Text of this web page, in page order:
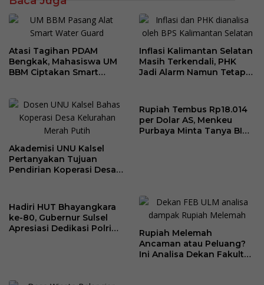
Atasi Tagihan PDAM
Bengkak, Mahasiswa UM
BBM Ciptakan Smart
Inflasi Kalimantan Selatan
Masih Terkendali, PHK
Jadi Alarm Namun Tetap
Akademisi UNU Kalsel
Pertanyakan Tujuan
Pendirian Koperasi Desa
Rupiah Tembus Rp18.014
per Dolar AS, Menkeu
Purbaya Minta Tanya BI
Hadiri HUT Bhayangkara
ke-80, Gubernur Sulsel
Apresiasi Dedikasi Polri
Rupiah Melemah
Ancaman atau Peluang?
Ini Analisa Dekan Fakultas